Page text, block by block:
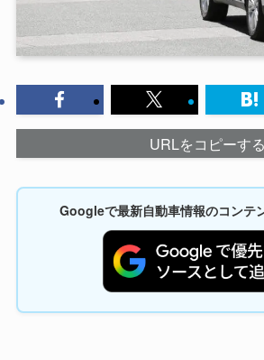
URLをコピーする
Googleで最新自動車情報のコンテ